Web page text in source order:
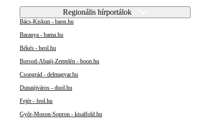
Regionális hírportálok
Bács-Kiskun - baon.hu
Baranya - bama.hu
Békés - beol.hu
Borsod-Abaúj-Zemplén - boon.hu
Csongrád - delmagyar.hu
Dunaújváros - duol.hu
Fejér - feol.hu
Győr-Moson-Sopron - kisalfold.hu